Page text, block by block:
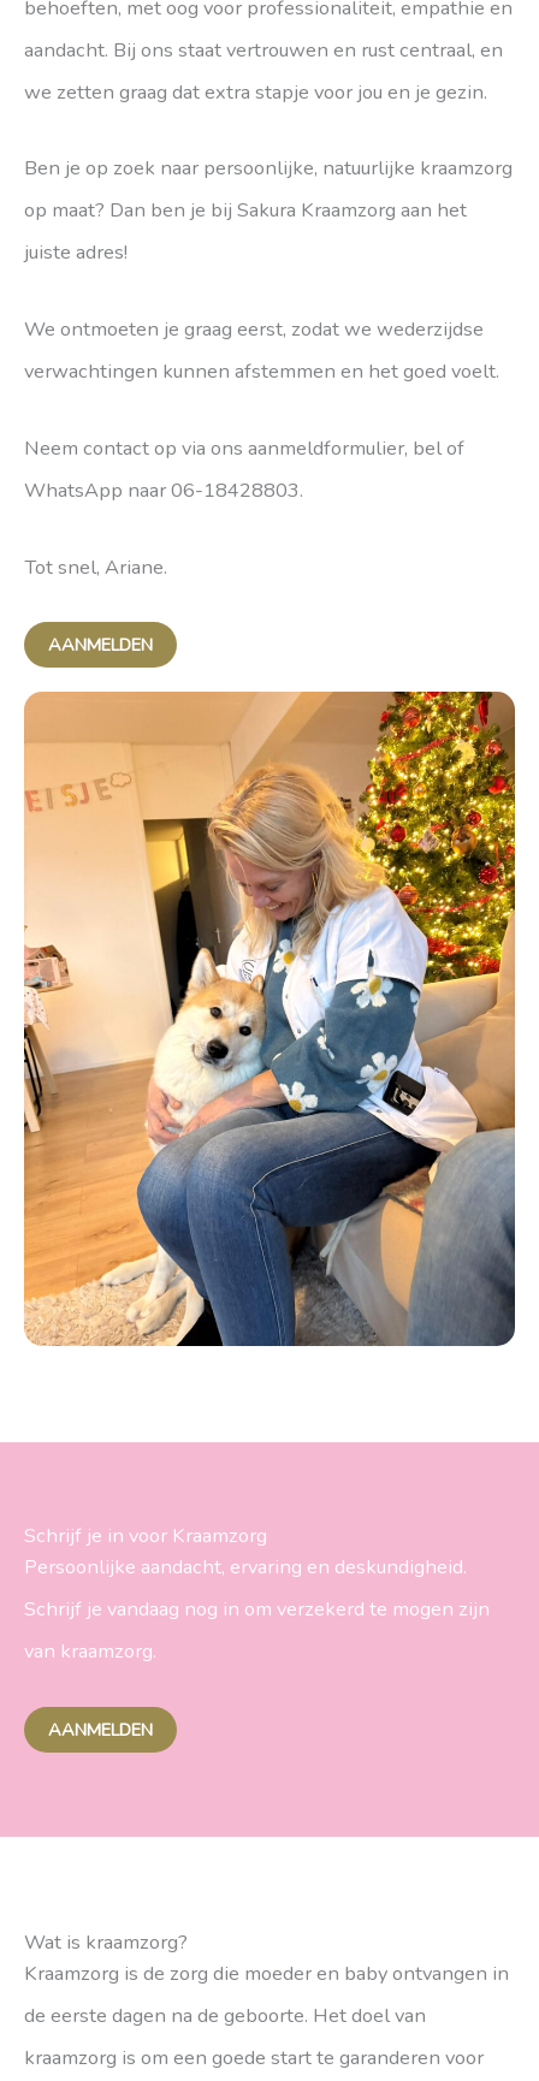
behoeften, met oog voor professionaliteit, empathie en
aandacht. Bij ons staat vertrouwen en rust centraal, en
we zetten graag dat extra stapje voor jou en je gezin.
Ben je op zoek naar persoonlijke, natuurlijke kraamzorg
op maat? Dan ben je bij Sakura Kraamzorg aan het
juiste adres!
We ontmoeten je graag eerst, zodat we wederzijdse
verwachtingen kunnen afstemmen en het goed voelt.
Neem contact op via ons aanmeldformulier, bel of
WhatsApp naar 06-18428803.
Tot snel, Ariane.
AANMELDEN
Schrijf je in voor Kraamzorg
Persoonlijke aandacht, ervaring en deskundigheid.
Schrijf je vandaag nog in om verzekerd te mogen zijn
van kraamzorg.
AANMELDEN
Wat is kraamzorg?
Kraamzorg is de zorg die moeder en baby ontvangen in
de eerste dagen na de geboorte. Het doel van
kraamzorg is om een goede start te garanderen voor